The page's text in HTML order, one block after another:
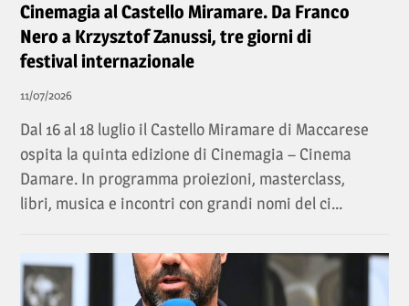
Cinemagia al Castello Miramare. Da Franco
Nero a Krzysztof Zanussi, tre giorni di
festival internazionale
11/07/2026
Dal 16 al 18 luglio il Castello Miramare di Maccarese
ospita la quinta edizione di Cinemagia – Cinema
Damare. In programma proiezioni, masterclass,
libri, musica e incontri con grandi nomi del ci...